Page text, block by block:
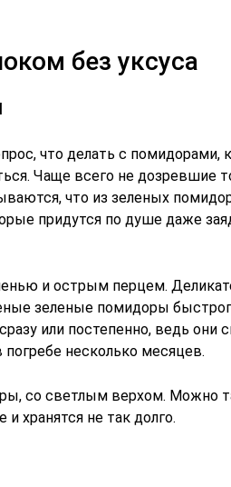
без уксуса
что делать с помидорами,
Чаще всего не дозревшие
что из зеленых
придутся по душе даже
и острым перцем.
зеленые помидоры
или постепенно, ведь они
погребе несколько месяцев.
со светлым верхом. Можно
хранятся не так долго.